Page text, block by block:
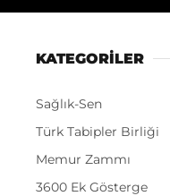
KATEGORİLER
Sağlık-Sen
Türk Tabipler Birliği
Memur Zammı
3600 Ek Gösterge